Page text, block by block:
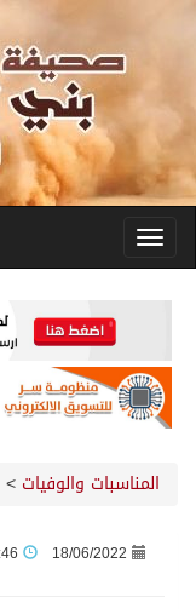
المناسبات والوفيات >
18/06/2022